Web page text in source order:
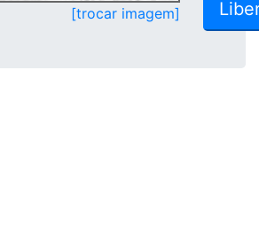
[trocar imagem]